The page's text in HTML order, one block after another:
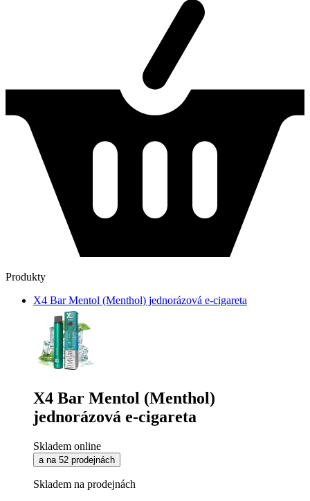
Produkty
X4 Bar Mentol (Menthol) jednorázová e-cigareta
X4 Bar Mentol (Menthol)
jednorázová e-cigareta
Skladem online
a na 52 prodejnách
Skladem na prodejnách